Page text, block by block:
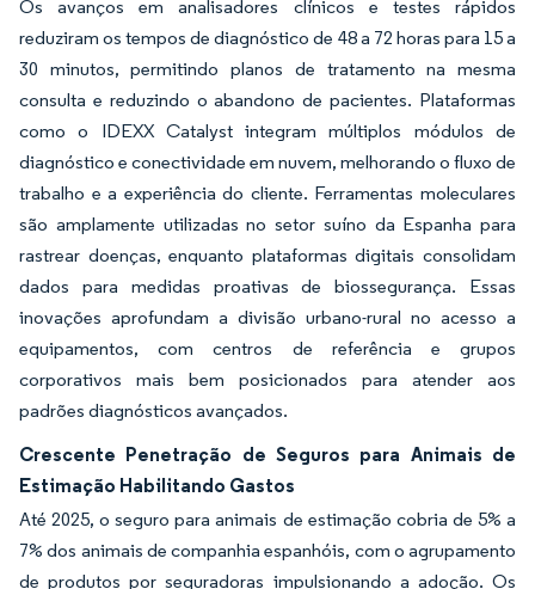
Os avanços em analisadores clínicos e testes rápidos
reduziram os tempos de diagnóstico de 48 a 72 horas para 15 a
30 minutos, permitindo planos de tratamento na mesma
consulta e reduzindo o abandono de pacientes. Plataformas
como o IDEXX Catalyst integram múltiplos módulos de
diagnóstico e conectividade em nuvem, melhorando o fluxo de
trabalho e a experiência do cliente. Ferramentas moleculares
são amplamente utilizadas no setor suíno da Espanha para
rastrear doenças, enquanto plataformas digitais consolidam
dados para medidas proativas de biossegurança. Essas
inovações aprofundam a divisão urbano-rural no acesso a
equipamentos, com centros de referência e grupos
corporativos mais bem posicionados para atender aos
padrões diagnósticos avançados.
Crescente Penetração de Seguros para Animais de
Estimação Habilitando Gastos
Até 2025, o seguro para animais de estimação cobria de 5% a
7% dos animais de companhia espanhóis, com o agrupamento
de produtos por seguradoras impulsionando a adoção. Os